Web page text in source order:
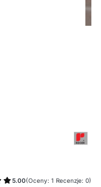
5.00(Oceny: 1 Recenzje: 0)